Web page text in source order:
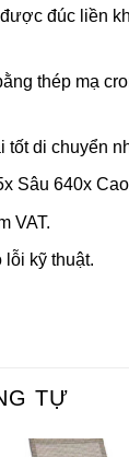
đúc liền
thép mạ
tốt di chuyển
Sâu 640x
VAT.
lỗi kỹ thuật.
TỰ